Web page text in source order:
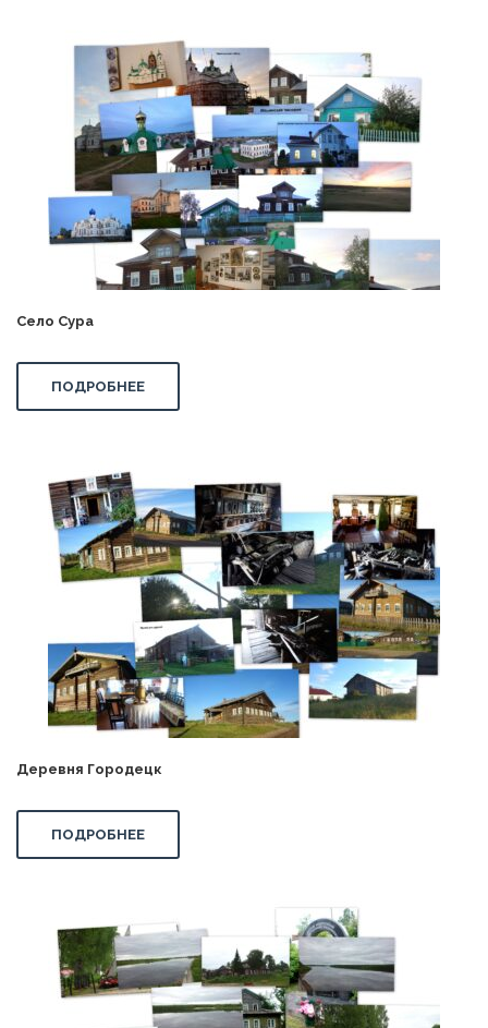
Село Сура
ПОДРОБНЕЕ
Деревня Городецк
ПОДРОБНЕЕ